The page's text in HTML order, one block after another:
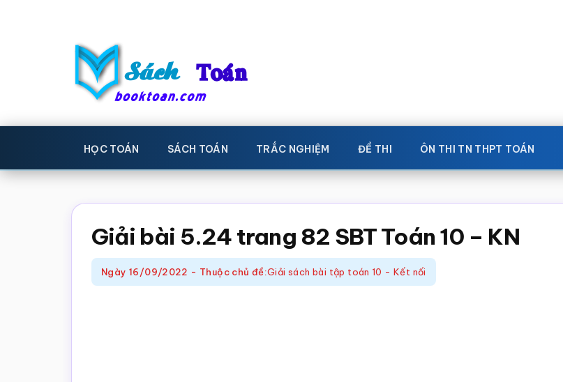
Sách
Toán
-
Học
toán
Học
toán,
toán,
Sách
HỌC TOÁN SÁCH TOÁN TRẮC NGHIỆM ĐỀ THI ÔN THI TN THPT TOÁN
Giải bài 5.24 trang 82 SBT Toán 10 – KN
Ngày 16/09/2022 - Thuộc chủ đề:Giải sách bài tập toán 10 - Kết nối